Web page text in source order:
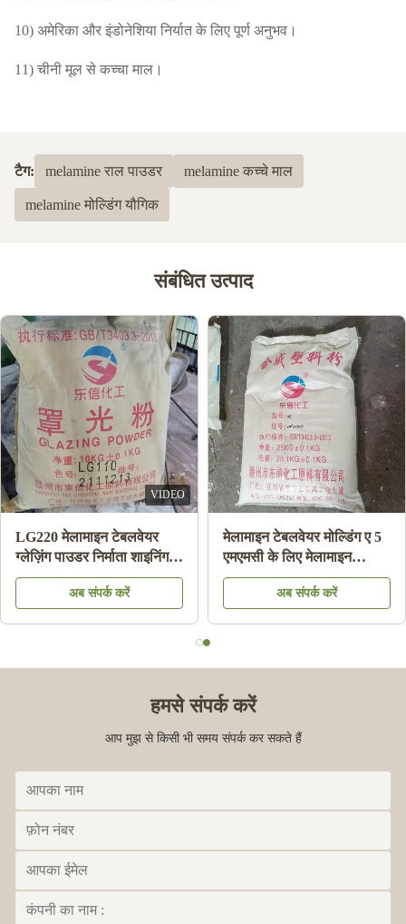
10) अमेरिका और इंडोनेशिया निर्यात के लिए पूर्ण अनुभव।
11) चीनी मूल से कच्चा माल।
टैग: melamine राल पाउडर melamine कच्चे माल
melamine मोल्डिंग यौगिक
संबंधित उत्पाद
VIDEO
LG220 मेलामाइन टेबलवेयर
ग्लेज़िंग पाउडर निर्माता शाइनिंग
मेलामाइन प्लेट एचएस कोड
39092000 . के लिए
अब संपर्क करें
मेलामाइन टेबलवेयर मोल्डिंग ए 5
एमएमसी के लिए मेलामाइन
केमिकल मोल्डिंग राल सामग्री
अब संपर्क करें
हमसे संपर्क करें
आप मुझ से किसी भी समय संपर्क कर सकते हैं